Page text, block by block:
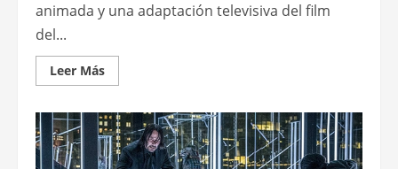
animada y una adaptación televisiva del film
del...
Leer MásLeer
más
Breves
televisivas
sobre
Los